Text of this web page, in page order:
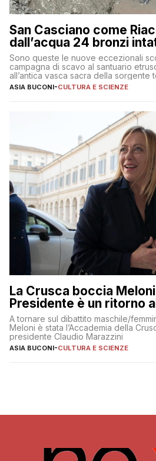
San Casciano come
dall’acqua 24 bronzi
Sono queste le nuove eccezionali
campagna di scavo al santuario
all’antica vasca sacra della sorgente
Grande
ASIA BUCONI-CULTURA E SCIENZE
La Crusca boccia
Presidente è un ritorno
A tornare sul dibattito maschile/
Meloni è stata l’Accademia della
presidente Claudio Marazzini
ASIA BUCONI-CULTURA E SCIENZE